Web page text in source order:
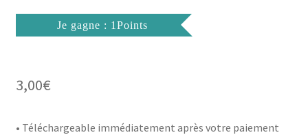
Je gagne : 1Points
3,00€
• Téléchargeable immédiatement après votre paiement